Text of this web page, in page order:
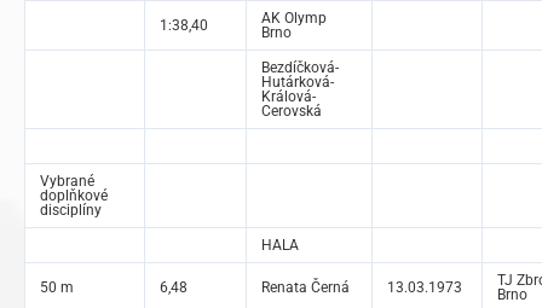
1:38,40
AK Olymp
Brno
Bezdíčková-
Hutárková-
Králová-
Cerovská
Vybrané
doplňkové
disciplíny
HALA
50 m 6,48 Renata Černá 13.03.1973
TJ
Brno